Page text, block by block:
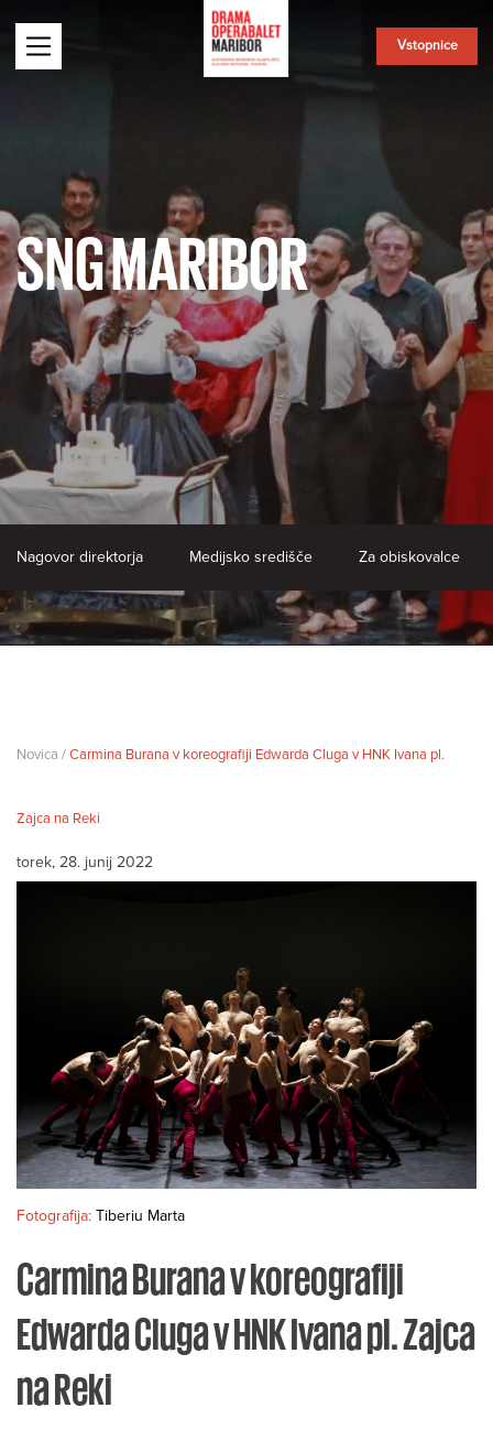
Vstopnice
SNG MARIBOR
Nagovor direktorja Medijsko središče Za obiskovalce
Novica /Carmina Burana v koreografiji Edwarda Cluga v HNK Ivana pl.
Zajca na Reki
torek, 28. junij 2022
Carmina Burana v koreografiji
Edwarda Cluga v HNK Ivana pl. Zajca
na Reki
Fotografija: Tiberiu Marta